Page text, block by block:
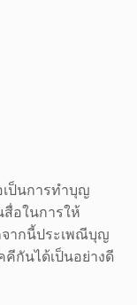
เป็นการทำบุญ
อในการให้
จากนี้ประเพณีบุญ
กันได้เป็นอย่างดี